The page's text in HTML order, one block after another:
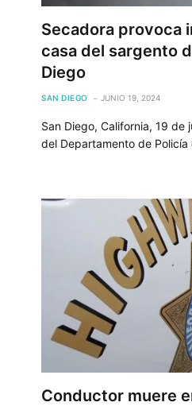
Secadora provoca
casa del sargento
Diego
SAN DIEGO JUNIO 19, 2024
San Diego, California, 19 de
del Departamento de
Conductor muere